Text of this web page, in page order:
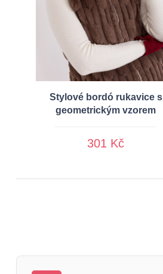
Stylové bordó rukavice s
geometrickým vzorem
301 Kč